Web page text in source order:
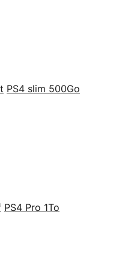
PS4 slim 500Go
PS4 Pro 1To